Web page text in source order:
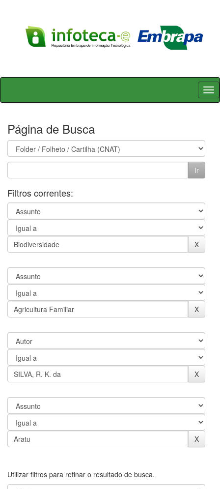
Skip
Página de Busca
Filtros correntes:
Utilizar filtros para refinar o resultado de busca.